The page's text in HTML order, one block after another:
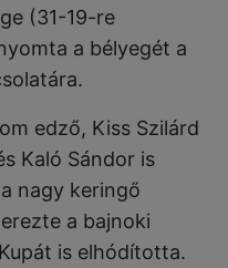
(31-19-re
a bélyegét a
edző, Kiss Szilárd
Kaló Sándor is
nagy keringő
a bajnoki
is elhódította.